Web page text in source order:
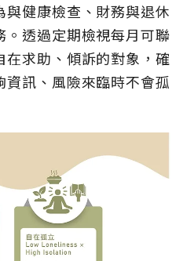
健康檢查、財務與退休
透過定期檢視每月可聯
求助、傾訴的對象，確
訊、風險來臨時不會孤